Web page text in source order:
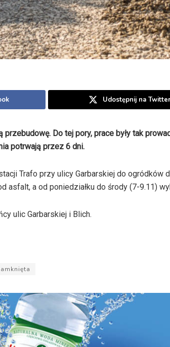
Udostępnij na Twitter
Do tej pory, prace były tak
potrwają przez 6 dni.
Trafo przy ulicy Garbarskiej do ogródków
asfalt, a od poniedziałku do środy (7-9.11)
ulic Garbarskiej i Blich.